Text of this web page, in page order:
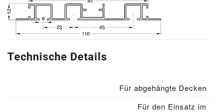
Technische Details
Für abgehängte Decken
Für den Einsatz im